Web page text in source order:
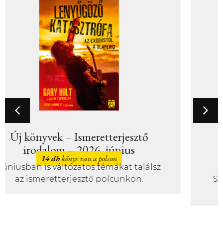
Új könyvek – Szépirodalom –
2026. június
31 dbkönyv van a polcon
Sok érdekfeszítő könyv magyar íróktól